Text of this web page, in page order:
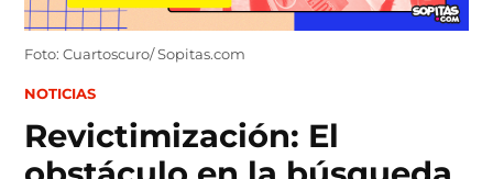
Foto: Cuartoscuro/ Sopitas.com
POSTED
NOTICIAS
Revictimización: El